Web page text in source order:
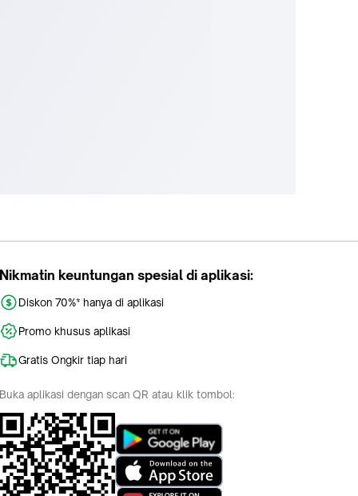
Nikmatin keuntungan spesial di aplikasi:
Diskon 70%* hanya di aplikasi
Promo khusus aplikasi
Gratis Ongkir tiap hari
Buka aplikasi dengan scan QR atau klik tombol: